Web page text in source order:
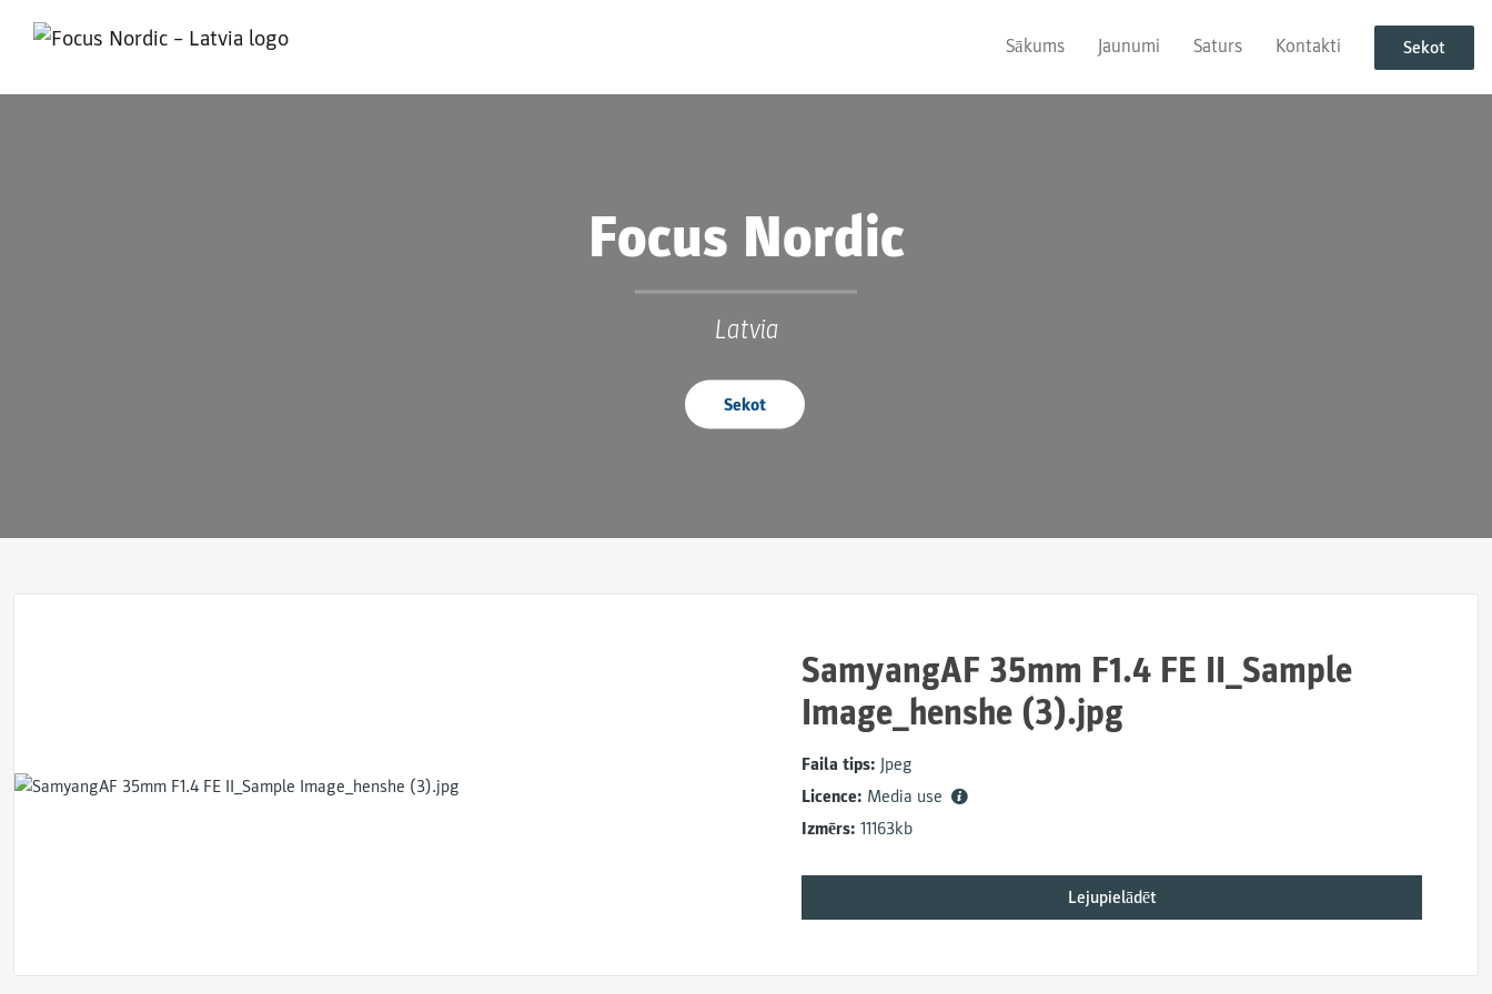
Sākums Jaunumi Saturs Kontakti Sekot
Focus Nordic
Latvia
Sekot
SamyangAF 35mm F1.4 FE II_Sample
Image_henshe (3).jpg
Faila tips: Jpeg
Licence: Media use
Izmērs: 11163kb
Lejupielādēt